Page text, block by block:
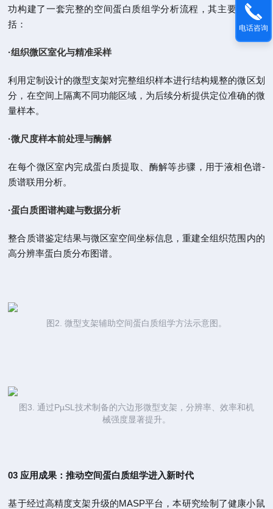
功构建了一套完整的空间蛋白质组学分析流程，其主要环节包
括：
·组织微区室化与精准采样
利用定制设计的微型支架对完整组织样本进行结构规整的微区划
分，在空间上隔离不同功能区域，为后续分析提供定位准确的微
量样本。
·微尺度样本前处理与酶解
在每个微区室内完成蛋白质提取、酶解等步骤，用于液相色谱-
质谱联用分析。
·蛋白质图谱构建与数据分析
整合质谱鉴定结果与微区室空间坐标信息，重建全组织范围内的
高分辨率蛋白质分布图谱。
图2. 微型支架辅助空间蛋白质组学方法示意图。
图3. 通过PµSL技术制备的六边形微型支架，分辨率、效率和机
械强度显著提升。
03 应用成果：推动空间蛋白质组学进入新时代
基于经过高精度支架升级的MASP平台，本研究绘制了健康小鼠
电话咨询